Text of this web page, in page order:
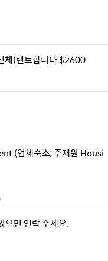
)렌트합니다 $2600
(업체숙소, 주재원 Housi
면 연락 주세요.